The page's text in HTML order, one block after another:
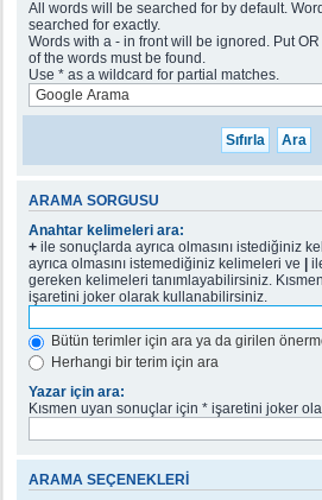
All words will be searched for by default.
searched for exactly.
Words with a - in front will be ignored. Put
of the words must be found.
Use * as a wildcard for partial matches.
ARAMA SORGUSU
Anahtar kelimeleri ara:
+ ile sonuçlarda ayrıca olmasını istediğiniz
ayrıca olmasını istemediğiniz kelimeleri ve
gereken kelimeleri tanımlayabilirsiniz.
işaretini joker olarak kullanabilirsiniz.
Bütün terimler için ara ya da girilen
Herhangi bir terim için ara
Yazar için ara:
Kısmen uyan sonuçlar için * işaretini joker
ARAMA SEÇENEKLERI